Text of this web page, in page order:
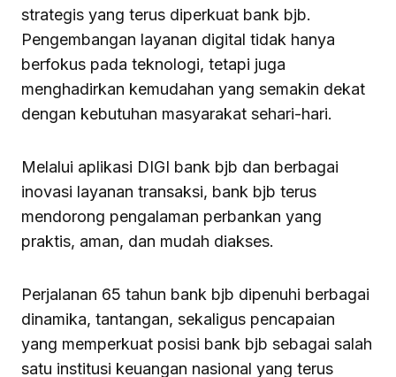
strategis yang terus diperkuat bank bjb.
Pengembangan layanan digital tidak hanya
berfokus pada teknologi, tetapi juga
menghadirkan kemudahan yang semakin dekat
dengan kebutuhan masyarakat sehari-hari.
Melalui aplikasi DIGI bank bjb dan berbagai
inovasi layanan transaksi, bank bjb terus
mendorong pengalaman perbankan yang
praktis, aman, dan mudah diakses.
Perjalanan 65 tahun bank bjb dipenuhi berbagai
dinamika, tantangan, sekaligus pencapaian
yang memperkuat posisi bank bjb sebagai salah
satu institusi keuangan nasional yang terus